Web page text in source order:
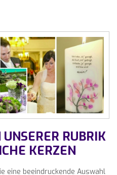
RUBRIK
KERZEN
eine beeindruckende Auswahl